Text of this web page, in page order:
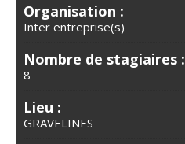
Organisation :
Inter entreprise(s)
Nombre de stagiaires :
8
Lieu :
GRAVELINES